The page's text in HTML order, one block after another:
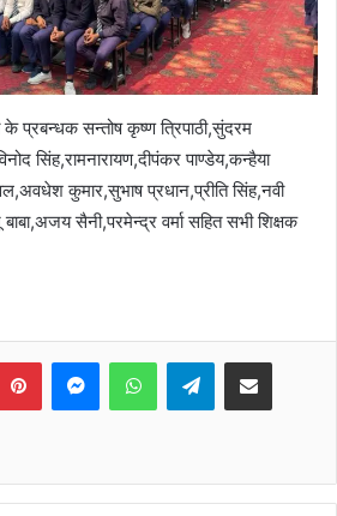
प्रबन्धक सन्तोष कृष्ण त्रिपाठी,सुंदरम
सिंह,रामनारायण,दीपंकर पाण्डेय,कन्हैया
कुमार,सुभाष प्रधान,प्रीति सिंह,नवी
सैनी,परमेन्द्र वर्मा सहित सभी शिक्षक
PinterestMessengerWhatsAppTelegramShare via Email